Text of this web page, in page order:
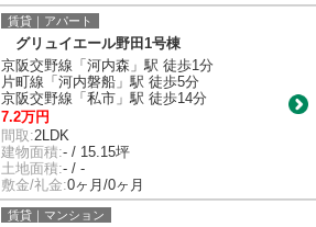
賃貸｜アパート
グリュイエール野田1号棟
京阪交野線「河内森」駅 徒歩1分
片町線「河内磐船」駅 徒歩5分
京阪交野線「私市」駅 徒歩14分
7.2万円
間取:2LDK
建物面積:- / 15.15坪
土地面積:- / -
敷金/礼金:0ヶ月/0ヶ月
賃貸｜マンション